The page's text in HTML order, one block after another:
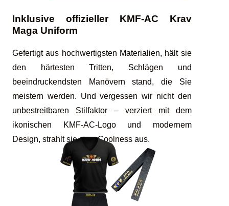
Inklusive offizieller KMF-AC Krav
Maga Uniform
Gefertigt aus hochwertigsten Materialien, hält sie
den härtesten Tritten, Schlägen und
beeindruckendsten Manövern stand, die Sie
meistern werden. Und vergessen wir nicht den
unbestreitbaren Stilfaktor – verziert mit dem
ikonischen KMF-AC-Logo und modernem
Design, strahlt sie pure Coolness aus.